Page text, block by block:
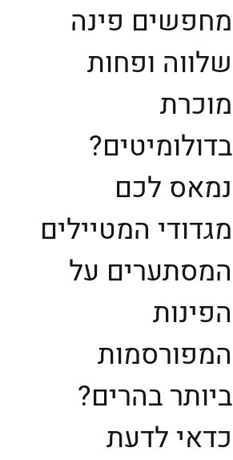
מחפשים פינה
שלווה ופחות
מוכרת
בדולומיטים?
נמאס לכם
מגדודי המטיילים
המסתערים על
הפינות
המפורסמות
ביותר בהרים?
כדאי לדעת